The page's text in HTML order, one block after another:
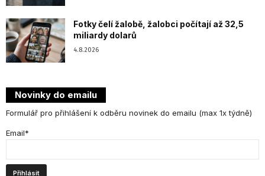
Fotky čelí žalobě, žalobci počítají až 32,5
miliardy dolarů
4.8.2026
Novinky do emailu
Formulář pro přihlášení k odběru novinek do emailu (max 1x týdně)
Email*